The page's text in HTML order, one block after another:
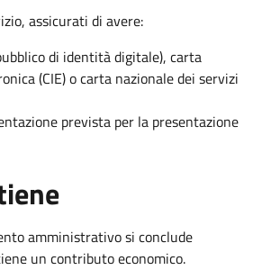
assicurati di avere:
di identità digitale), carta
(CIE) o carta nazionale dei servizi
prevista per la presentazione
amministrativo si conclude
un contributo economico.